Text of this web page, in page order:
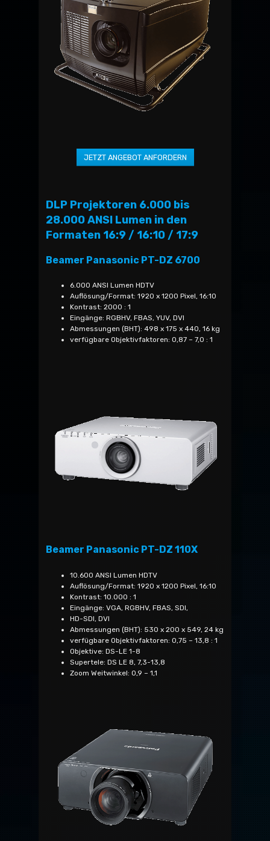
DLP Projektoren 6.000 bis
28.000 ANSI Lumen in den
Formaten 16:9 / 16:10 / 17:9
Beamer Panasonic PT-DZ 6700
6.000 ANSI Lumen HDTV
Auflösung/Format: 1920 x 1200 Pixel, 16:10
Kontrast: 2000 : 1
Eingänge: RGBHV, FBAS, YUV, DVI
Abmessungen (BHT): 498 x 175 x 440, 16 kg
verfügbare Objektivfaktoren: 0,87 – 7,0 : 1
Beamer Panasonic PT-DZ 110X
10.600 ANSI Lumen HDTV
Auflösung/Format: 1920 x 1200 Pixel, 16:10
Kontrast: 10.000 : 1
Eingänge: VGA, RGBHV, FBAS, SDI,
HD-SDI, DVI
Abmessungen (BHT): 530 x 200 x 549, 24 kg
verfügbare Objektivfaktoren: 0,75 – 13,8 : 1
Objektive: DS-LE 1-8
Supertele: DS LE 8, 7,3-13,8
Zoom Weitwinkel: 0,9 – 1,1